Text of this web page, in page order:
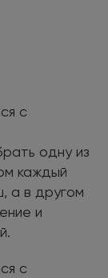
с
одну из
каждый
а в другом
и
с